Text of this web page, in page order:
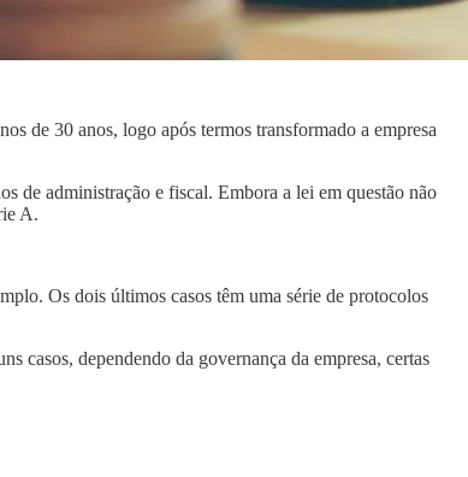
de 30 anos, logo após termos transformado a empresa
de administração e fiscal. Embora a lei em questão não
A.
Os dois últimos casos têm uma série de protocolos
casos, dependendo da governança da empresa, certas